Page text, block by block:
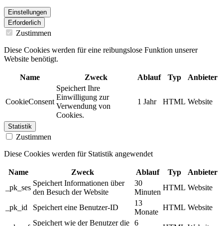
Einstellungen
Erforderlich
Zustimmen
Diese Cookies werden für eine reibungslose Funktion unserer
Website benötigt.
Name Zweck Ablauf Typ Anbieter
CookieConsent
Speichert Ihre
Einwilligung zur
Verwendung von
Cookies.
1 Jahr HTML Website
Statistik
Zustimmen
Diese Cookies werden für Statistik angewendet
Name Zweck Ablauf Typ
Anbieter
_pk_ses
Speichert Informationen über
den Besuch der Website
30
Minuten
HTML Website
_pk_id Speichert eine Benutzer-ID
13
Monate
HTML Website
Speichert wie der Benutzer die 6